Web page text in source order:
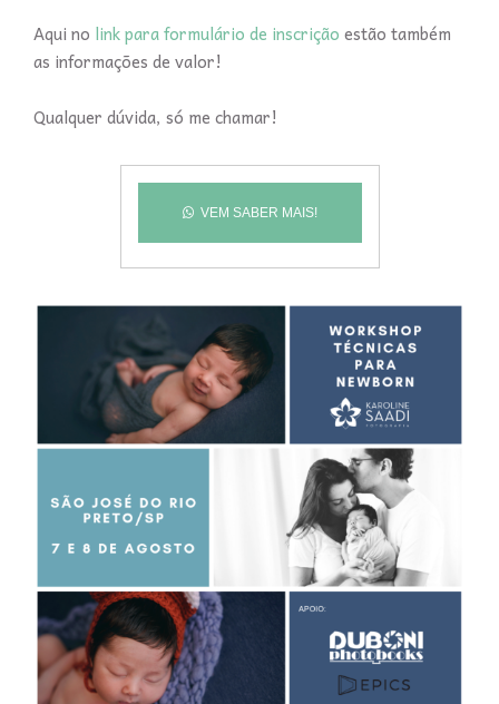
Aqui no link para formulário de inscrição estão também
as informações de valor!
Qualquer dúvida, só me chamar!
VEM SABER MAIS!